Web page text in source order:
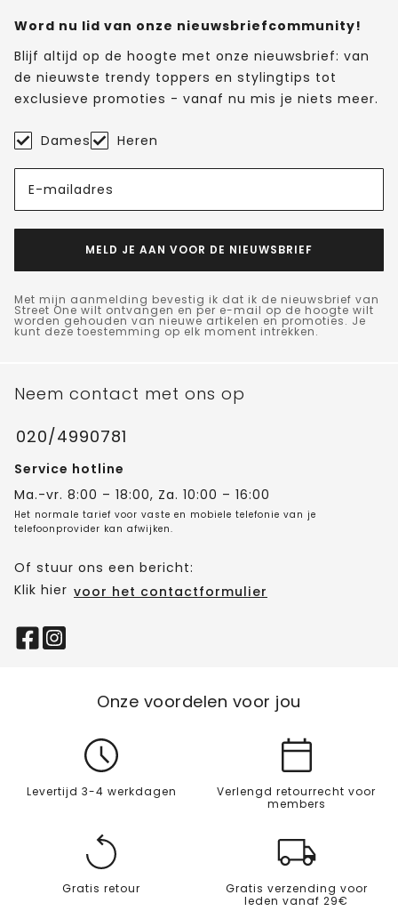
Word nu lid van onze nieuwsbriefcommunity!
Blijf altijd op de hoogte met onze nieuwsbrief: van
de nieuwste trendy toppers en stylingtips tot
exclusieve promoties - vanaf nu mis je niets meer.
Dames Heren
E-mailadres
MELD JE AAN VOOR DE NIEUWSBRIEF
Met mijn aanmelding bevestig ik dat ik de nieuwsbrief van
Street One wilt ontvangen en per e-mail op de hoogte wilt
worden gehouden van nieuwe artikelen en promoties. Je
kunt deze toestemming op elk moment intrekken.
Neem contact met ons op
020/4990781
Service hotline
Ma.-vr. 8:00 – 18:00, Za. 10:00 – 16:00
Het normale tarief voor vaste en mobiele telefonie van je
telefoonprovider kan afwijken.
Of stuur ons een bericht:
Klik hier voor het contactformulier
Onze voordelen voor jou
Levertijd 3-4 werkdagen
Verlengd retourrecht voor
members
Gratis retour
Gratis verzending voor
leden vanaf 29€